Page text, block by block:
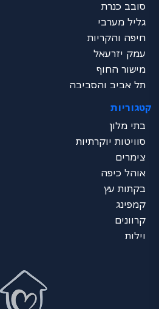
סובב כנרת
גליל מערבי
חיפה והקריות
עמק יזרעאל
מישור החוף
תל אביב והסביבה
דרום - ים המלח
נגב
ערבה
אילת
כל הצפון
מרכז הכל
דרום הכל
קטגוריות
בתי מלון
סוויטות יוקרתיות
צימרים
אוהל כיפה
בקתות עץ
קמפינג
קרוונים
וילות